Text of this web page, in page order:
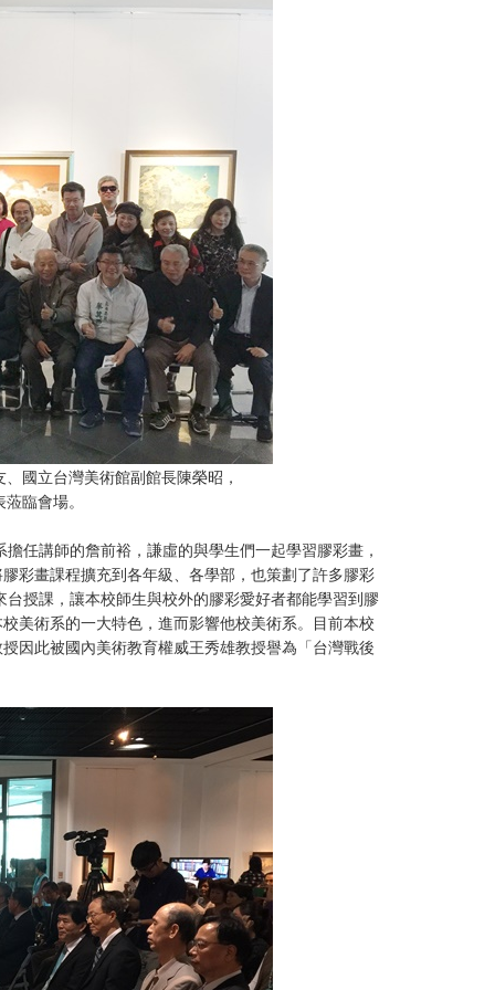
國立台灣美術館副館長陳榮昭，
臨會場。
任講師的詹前裕，謙虛的與學生們一起學習膠彩畫，
彩畫課程擴充到各年級、各學部，也策劃了許多膠彩
授課，讓本校師生與校外的膠彩愛好者都能學習到膠
美術系的一大特色，進而影響他校美術系。目前本校
因此被國內美術教育權威王秀雄教授譽為「台灣戰後